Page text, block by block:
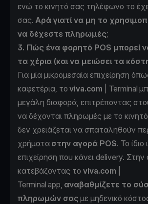
ενώ το κινητό σας τηλέφωνο το
σας. Αρά γιατί να μη το
να δέχεστε πληρωμές;
3. Πώς ένα φορητό POS μπορεί
τα χέρια (και να μειώσει τα
Για μία μικρομεσαία επιχείρηση
καφετέρια, το viva.com
| Terminal
μεγάλη διαφορά, επιτρέποντας
να δέχονται πληρωμές με το
δεν χρειάζεται να σπαταληθούν
χρήματα στην αγορά POS. Το ίδιο
επιχείρηση που κάνει delivery. Στην
κατεβάζοντας το viva.com
Terminal app, αναβαθμίζετε το
πληρωμών σαςμε μηδενικό